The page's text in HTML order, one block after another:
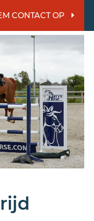
CONTACT OP